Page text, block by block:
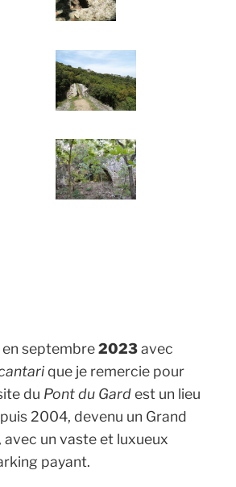
en septembre2023avec
que je remercie pour
du Pont du Gardest un lieu
2004, devenu un Grand
avec un vaste et luxueux
payant.